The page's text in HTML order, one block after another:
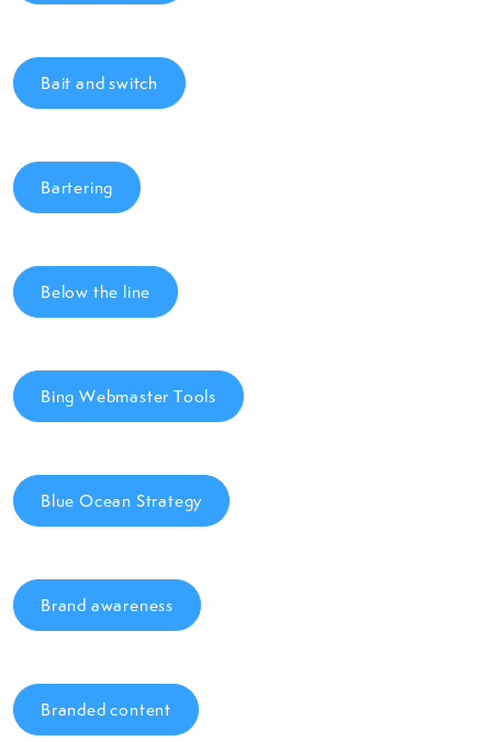
Bait and switch
Bartering
Below the line
Bing Webmaster Tools
Blue Ocean Strategy
Brand awareness
Branded content